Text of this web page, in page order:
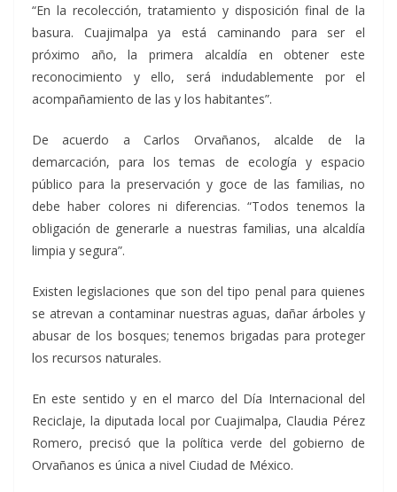
“En la recolección, tratamiento y disposición final de la
basura. Cuajimalpa ya está caminando para ser el
próximo año, la primera alcaldía en obtener este
reconocimiento y ello, será indudablemente por el
acompañamiento de las y los habitantes”.
De acuerdo a Carlos Orvañanos, alcalde de la
demarcación, para los temas de ecología y espacio
público para la preservación y goce de las familias, no
debe haber colores ni diferencias. “Todos tenemos la
obligación de generarle a nuestras familias, una alcaldía
limpia y segura”.
Existen legislaciones que son del tipo penal para quienes
se atrevan a contaminar nuestras aguas, dañar árboles y
abusar de los bosques; tenemos brigadas para proteger
los recursos naturales.
En este sentido y en el marco del Día Internacional del
Reciclaje, la diputada local por Cuajimalpa, Claudia Pérez
Romero, precisó que la política verde del gobierno de
Orvañanos es única a nivel Ciudad de México.